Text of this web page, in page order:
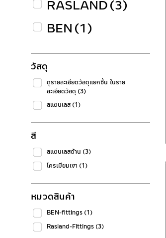
RASLAND(3)
BEN(1)
วัสดุ
ดูรายละเอียดวัสดุแยกชิ้น ในราย
ละเอียดวัสดุ (3)
สแตนเลส (1)
สี
สแตนเลสด้าน (3)
โครเมียมเงา (1)
หมวดสินค้า
BEN-fittings (1)
Rasland-Fittings (3)